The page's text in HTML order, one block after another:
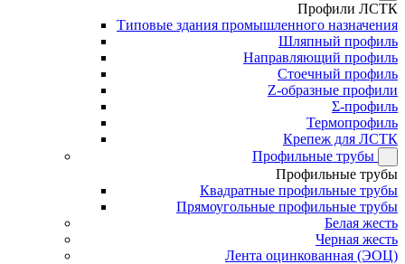
Профили ЛСТК
Типовые здания промышленного назначения
Шляпный профиль
Направляющий профиль
Стоечный профиль
Z-образные профили
Σ-профиль
Термопрофиль
Крепеж для ЛСТК
Профильные трубы
Профильные трубы
Квадратные профильные трубы
Прямоугольные профильные трубы
Белая жесть
Черная жесть
Лента оцинкованная (ЭОЦ)